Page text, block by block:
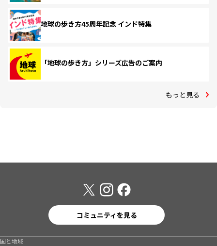
地球の歩き方45周年記念 インド特集
「地球の歩き方」シリーズ広告のご案内
もっと見る
コミュニティを見る
国と地域